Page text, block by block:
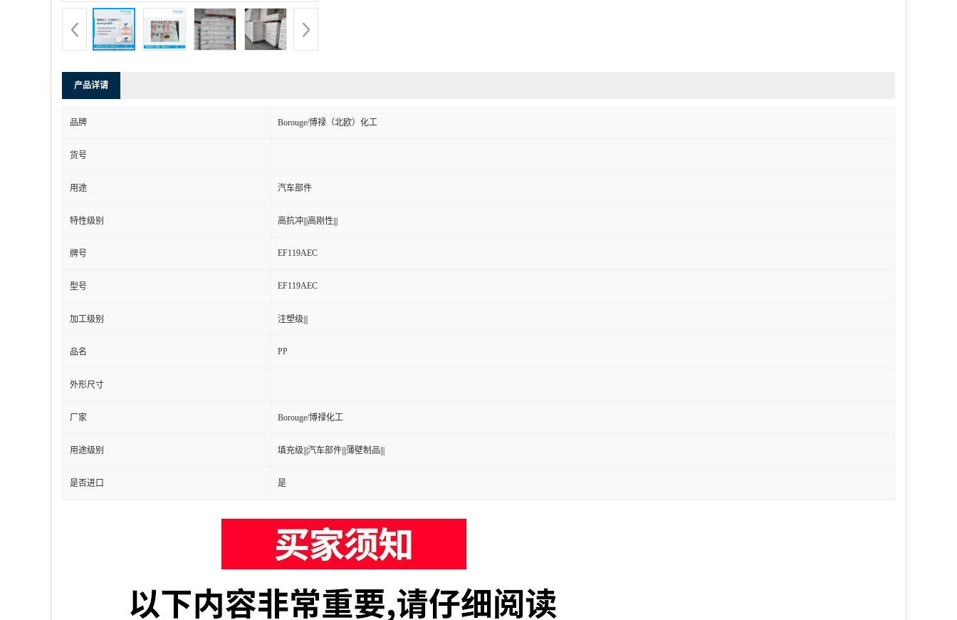
产品详请
品牌 Borouge/博禄（北欧）化工
货号
用途 汽车部件
特性级别 高抗冲|||高刚性|||
牌号 EF119AEC
型号 EF119AEC
加工级别 注塑级|||
品名 PP
外形尺寸
厂家 Borouge/博禄化工
用途级别 填充级|||汽车部件|||薄壁制品|||
是否进口 是